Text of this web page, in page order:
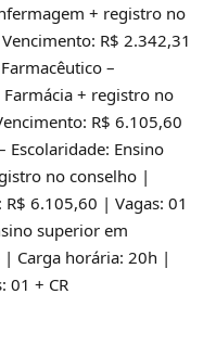
+ registro no
R$ 2.342,31
–
+ registro no
R$ 6.105,60
Escolaridade: Ensino
no conselho |
6.105,60 | Vagas: 01
superior em
Carga horária: 20h |
01 + CR